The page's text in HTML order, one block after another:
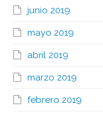
junio 2019
mayo 2019
abril 2019
marzo 2019
febrero 2019